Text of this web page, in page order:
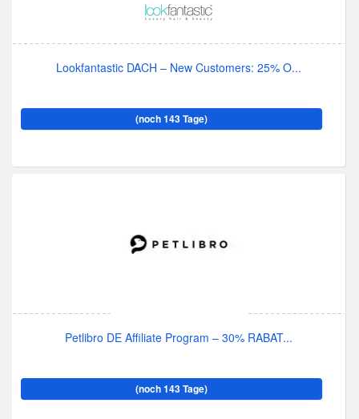
Lookfantastic DACH – New Customers: 25% O...
(noch 143 Tage)
Petlibro DE Affiliate Program – 30% RABAT...
(noch 143 Tage)